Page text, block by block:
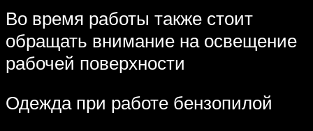
Во время работы также стоит
обращать внимание на освещение
рабочей поверхности
Одежда при работе бензопилой